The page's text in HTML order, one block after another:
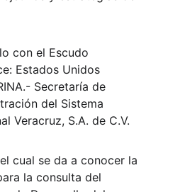
con el Escudo
Estados Unidos
Secretaría de
del Sistema
Veracruz, S.A. de C.V.
cual se da a conocer la
la consulta del